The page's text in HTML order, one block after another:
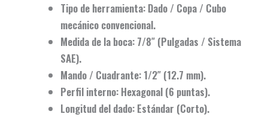
Tipo de herramienta: Dado / Copa / Cubo
mecánico convencional.
Medida de la boca: 7/8″ (Pulgadas / Sistema
SAE).
Mando / Cuadrante: 1/2″ (12.7 mm).
Perfil interno: Hexagonal (6 puntas).
Longitud del dado: Estándar (Corto).